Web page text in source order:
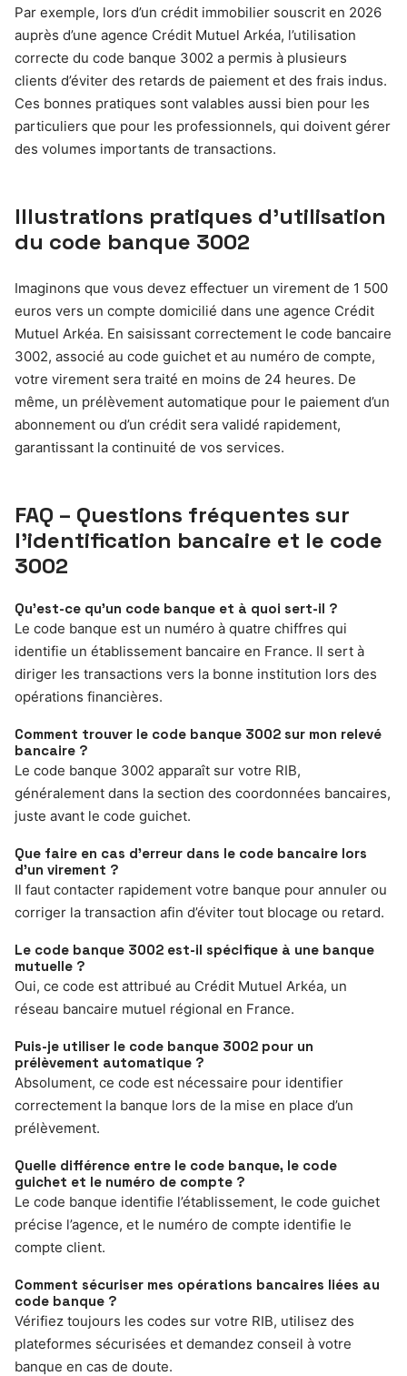
Par exemple, lors d’un crédit immobilier souscrit en 2026
auprès d’une agence Crédit Mutuel Arkéa, l’utilisation
correcte du code banque 3002 a permis à plusieurs
clients d’éviter des retards de paiement et des frais indus.
Ces bonnes pratiques sont valables aussi bien pour les
particuliers que pour les professionnels, qui doivent gérer
des volumes importants de transactions.
Illustrations pratiques d’utilisation
du code banque 3002
Imaginons que vous devez effectuer un virement de 1 500
euros vers un compte domicilié dans une agence Crédit
Mutuel Arkéa. En saisissant correctement le code bancaire
3002, associé au code guichet et au numéro de compte,
votre virement sera traité en moins de 24 heures. De
même, un prélèvement automatique pour le paiement d’un
abonnement ou d’un crédit sera validé rapidement,
garantissant la continuité de vos services.
FAQ – Questions fréquentes sur
l’identification bancaire et le code
3002
Qu’est-ce qu’un code banque et à quoi sert-il ?
Le code banque est un numéro à quatre chiffres qui
identifie un établissement bancaire en France. Il sert à
diriger les transactions vers la bonne institution lors des
opérations financières.
Comment trouver le code banque 3002 sur mon relevé
bancaire ?
Le code banque 3002 apparaît sur votre RIB,
généralement dans la section des coordonnées bancaires,
juste avant le code guichet.
Que faire en cas d’erreur dans le code bancaire lors
d’un virement ?
Il faut contacter rapidement votre banque pour annuler ou
corriger la transaction afin d’éviter tout blocage ou retard.
Le code banque 3002 est-il spécifique à une banque
mutuelle ?
Oui, ce code est attribué au Crédit Mutuel Arkéa, un
réseau bancaire mutuel régional en France.
Puis-je utiliser le code banque 3002 pour un
prélèvement automatique ?
Absolument, ce code est nécessaire pour identifier
correctement la banque lors de la mise en place d’un
prélèvement.
Quelle différence entre le code banque, le code
guichet et le numéro de compte ?
Le code banque identifie l’établissement, le code guichet
précise l’agence, et le numéro de compte identifie le
compte client.
Comment sécuriser mes opérations bancaires liées au
code banque ?
Vérifiez toujours les codes sur votre RIB, utilisez des
plateformes sécurisées et demandez conseil à votre
banque en cas de doute.